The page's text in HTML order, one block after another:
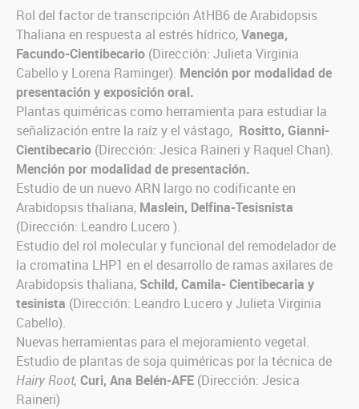
Rol del factor de transcripción AtHB6 de Arabidopsis
Thaliana en respuesta al estrés hídrico,Vanega,
Facundo-Cientibecario (Dirección: Julieta Virginia
Cabello y Lorena Raminger). Mención por modalidad de
presentación y exposición oral.
Plantas quiméricas como herramienta para estudiar la
señalización entre la raíz y el vástago, Rositto, Gianni-
Cientibecario (Dirección: Jesica Raineri y Raquel Chan).
Mención por modalidad de presentación.
Estudio de un nuevo ARN largo no codificante en
Arabidopsis thaliana, Maslein, Delfina-Tesisnista
(Dirección: Leandro Lucero ).
Estudio del rol molecular y funcional del remodelador de
la cromatina LHP1 en el desarrollo de ramas axilares de
Arabidopsis thaliana, Schild, Camila- Cientibecaria y
tesinista (Dirección: Leandro Lucero y Julieta Virginia
Cabello).
Nuevas herramientas para el mejoramiento vegetal.
Estudio de plantas de soja quiméricas por la técnica de
Hairy Root, Curi, Ana Belén-AFE (Dirección: Jesica
Raineri)